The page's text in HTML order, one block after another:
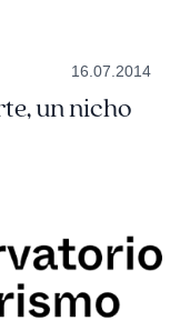
16.07.2014
un nicho